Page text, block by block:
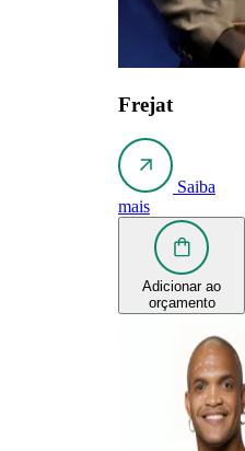
Frejat
Saiba
mais
Adicionar ao
orçamento